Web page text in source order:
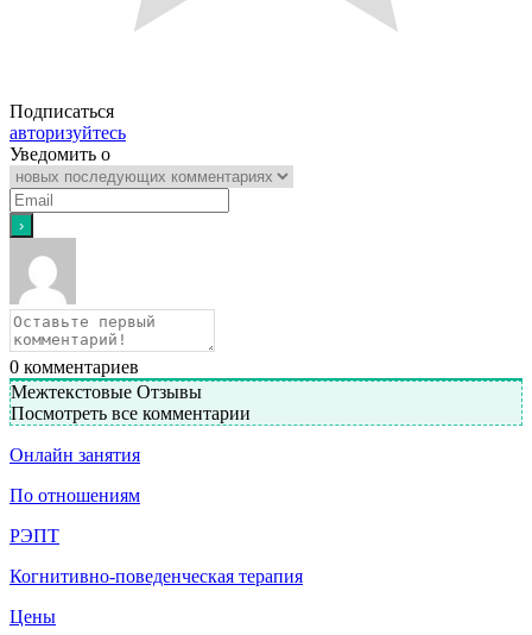
Подписаться
авторизуйтесь
Уведомить о
0 комментариев
Межтекстовые Отзывы
Посмотреть все комментарии
Онлайн занятия
По отношениям
РЭПТ
Когнитивно-поведенческая терапия
Цены